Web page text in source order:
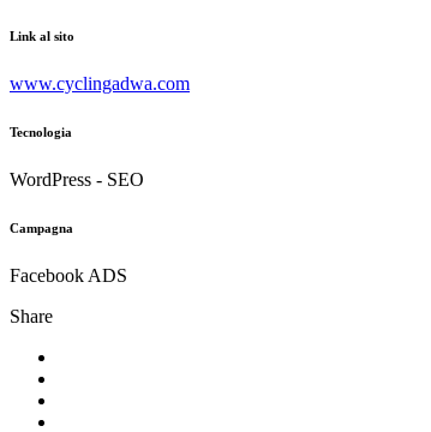
Link al sito
www.cyclingadwa.com
Tecnologia
WordPress - SEO
Campagna
Facebook ADS
Share